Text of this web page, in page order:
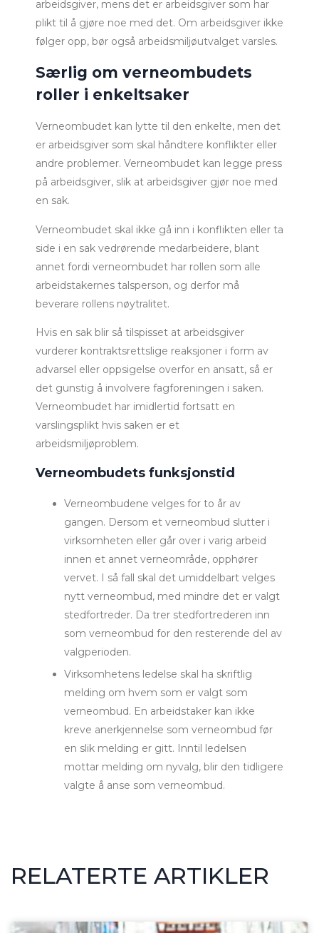
arbeidsgiver, mens det er arbeidsgiver som har
plikt til å gjøre noe med det. Om arbeidsgiver ikke
følger opp, bør også arbeidsmiljøutvalget varsles.
Særlig om verneombudets
roller i enkeltsaker
Verneombudet kan lytte til den enkelte, men det
er arbeidsgiver som skal håndtere konflikter eller
andre problemer. Verneombudet kan legge press
på arbeidsgiver, slik at arbeidsgiver gjør noe med
en sak.
Verneombudet skal ikke gå inn i konflikten eller ta
side i en sak vedrørende medarbeidere, blant
annet fordi verneombudet har rollen som alle
arbeidstakernes talsperson, og derfor må
beverare rollens nøytralitet.
Hvis en sak blir så tilspisset at arbeidsgiver
vurderer kontraktsrettslige reaksjoner i form av
advarsel eller oppsigelse overfor en ansatt, så er
det gunstig å involvere fagforeningen i saken.
Verneombudet har imidlertid fortsatt en
varslingsplikt hvis saken er et
arbeidsmiljøproblem.
Verneombudets funksjonstid
Verneombudene velges for to år av
gangen. Dersom et verneombud slutter i
virksomheten eller går over i varig arbeid
innen et annet verneområde, opphører
vervet. I så fall skal det umiddelbart velges
nytt verneombud, med mindre det er valgt
stedfortreder. Da trer stedfortrederen inn
som verneombud for den resterende del av
valgperioden.
Virksomhetens ledelse skal ha skriftlig
melding om hvem som er valgt som
verneombud. En arbeidstaker kan ikke
kreve anerkjennelse som verneombud før
en slik melding er gitt. Inntil ledelsen
mottar melding om nyvalg, blir den tidligere
valgte å anse som verneombud.
RELATERTE ARTIKLER